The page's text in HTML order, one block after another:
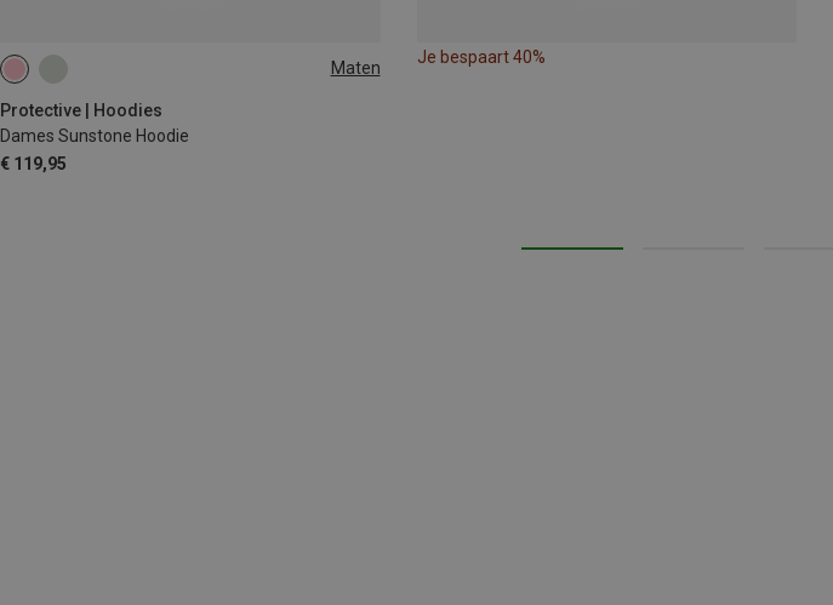
Maten
Protective | Hoodies
Dames Sunstone Hoodie
€ 119,95
Je bespaart 40%